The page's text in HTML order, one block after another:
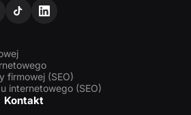
firmowej (SEO)
internetowego (SEO)
Kontakt